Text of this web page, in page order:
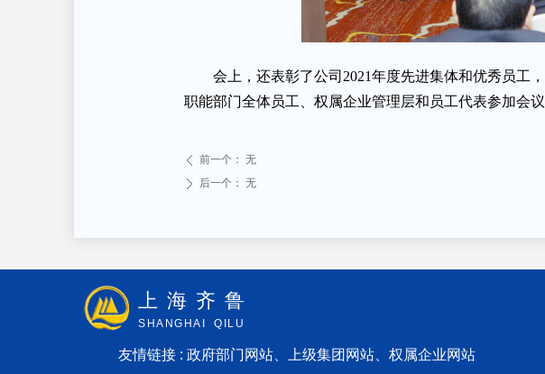
会上，还表彰了公司2021年度先进集体和优秀员工
职能部门全体员工、权属企业管理层和员工代表参加会议
ꄴ 前一个： 无
ꄲ 后一个： 无
友情链接 : 政府部门网站、上级集团网站、权属企业网站
上海齐鲁
SHANGHAI QILU